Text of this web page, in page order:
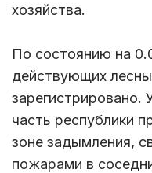
хозяйства.
По состоянию на
действующих
зарегистрировано.
часть республики
зоне задымления,
пожарами в